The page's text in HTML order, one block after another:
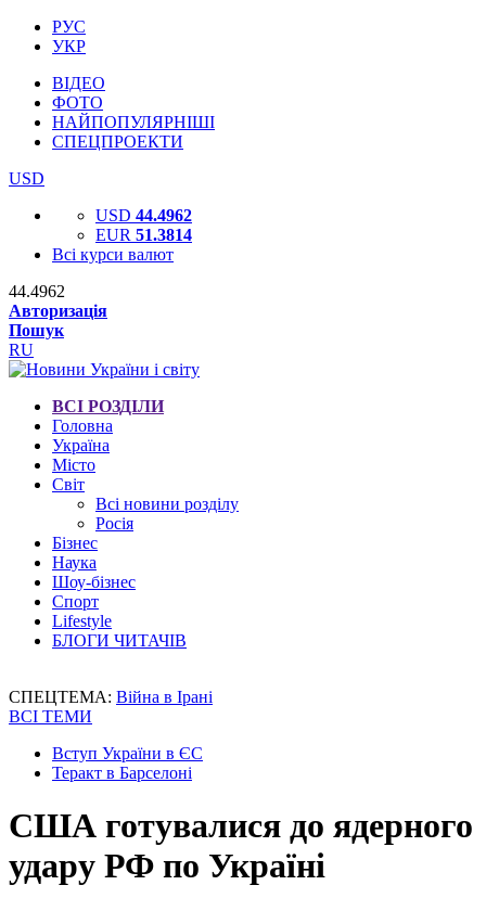
РУС
УКР
ВІДЕО
ФОТО
НАЙПОПУЛЯРНІШІ
СПЕЦПРОЕКТИ
USD
USD 44.4962
EUR 51.3814
Всі курси валют
44.4962
Авторизація
Пошук
RU
ВСІ РОЗДІЛИ
Головна
Україна
Місто
Світ
Всі новини розділу
Росія
Бізнес
Наука
Шоу-бізнес
Спорт
Lifestyle
БЛОГИ ЧИТАЧІВ
СПЕЦТЕМА: Війна в Ірані
ВСІ ТЕМИ
Вступ України в ЄС
Теракт в Барселоні
США готувалися до ядерного
удару РФ по Україні